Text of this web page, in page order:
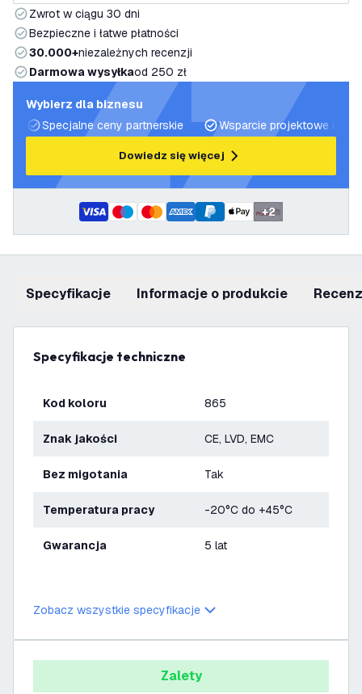
Zwrot w ciągu 30 dni
Bezpieczne i łatwe płatności
30.000+niezależnych recenzji
Darmowa wysyłkaod 250 zł
Wybierz dla biznesu
Specjalne ceny partnerskie
Wsparcie projektowe i
Dowiedz się więcej
+2
Specyfikacje informacje o produkcie
Specyfikacje techniczne
Kod koloru 865
Znak jakości CE, LVD, EMC
bez migotania Tak
Temperatura pracy -20°C do +45°C
Gwarancja 5 lat
Zobacz wszystkie specyfikacje
Zalety